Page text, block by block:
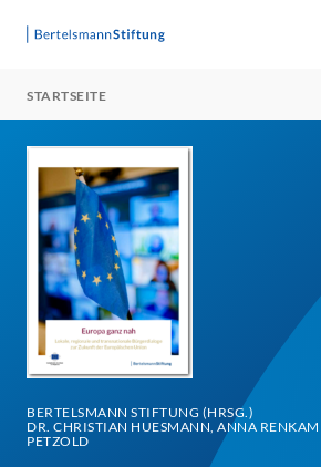
STARTSEITE
BERTELSMANN STIFTUNG (HRSG.)
DR. CHRISTIAN HUESMANN, ANNA
PETZOLD